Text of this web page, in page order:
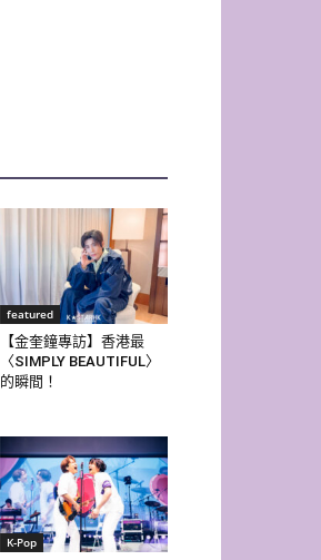
featured
【金奎鐘專訪】香港最
〈SIMPLY BEAUTIFUL〉
的瞬間！
K-Pop